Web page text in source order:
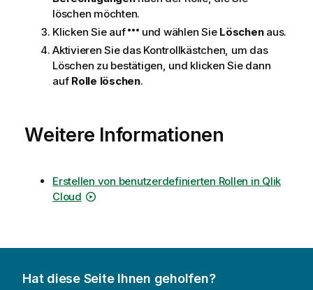
löschen möchten.
Klicken Sie auf
und wählen Sie Löschenaus.
Aktivieren Sie das Kontrollkästchen, um das
Löschen zu bestätigen, und klicken Sie dann
auf Rolle löschen.
Weitere Informationen
Erstellen von benutzerdefinierten Rollen in Qlik
Cloud
Hat diese Seite Ihnen geholfen?